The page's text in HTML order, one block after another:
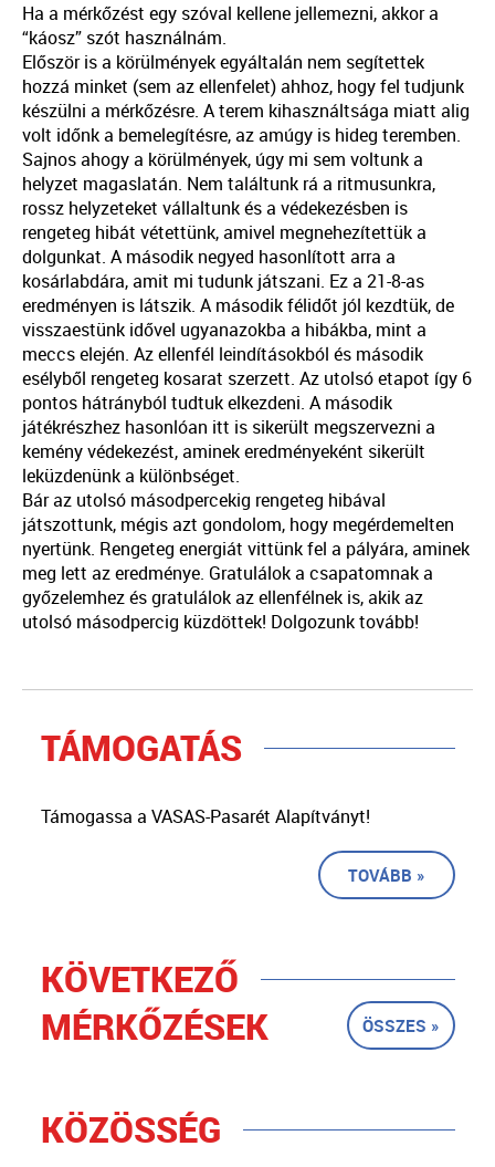
Ha a mérkőzést egy szóval kellene jellemezni, akkor a
“káosz” szót használnám.
Először is a körülmények egyáltalán nem segítettek
hozzá minket (sem az ellenfelet) ahhoz, hogy fel tudjunk
készülni a mérkőzésre. A terem kihasználtsága miatt alig
volt időnk a bemelegítésre, az amúgy is hideg teremben.
Sajnos ahogy a körülmények, úgy mi sem voltunk a
helyzet magaslatán. Nem találtunk rá a ritmusunkra,
rossz helyzeteket vállaltunk és a védekezésben is
rengeteg hibát vétettünk, amivel megnehezítettük a
dolgunkat. A második negyed hasonlított arra a
kosárlabdára, amit mi tudunk játszani. Ez a 21-8-as
eredményen is látszik. A második félidőt jól kezdtük, de
visszaestünk idővel ugyanazokba a hibákba, mint a
meccs elején. Az ellenfél leindításokból és második
esélyből rengeteg kosarat szerzett. Az utolsó etapot így 6
pontos hátrányból tudtuk elkezdeni. A második
játékrészhez hasonlóan itt is sikerült megszervezni a
kemény védekezést, aminek eredményeként sikerült
leküzdenünk a különbséget.
Bár az utolsó másodpercekig rengeteg hibával
játszottunk, mégis azt gondolom, hogy megérdemelten
nyertünk. Rengeteg energiát vittünk fel a pályára, aminek
meg lett az eredménye. Gratulálok a csapatomnak a
győzelemhez és gratulálok az ellenfélnek is, akik az
utolsó másodpercig küzdöttek! Dolgozunk tovább!
TÁMOGATÁS
Támogassa a VASAS-Pasarét Alapítványt!
TOVÁBB »
KÖVETKEZŐ
MÉRKŐZÉSEK
ÖSSZES »
KÖZÖSSÉG